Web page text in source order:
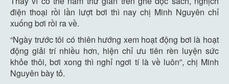
điện thoại rồi lần lượt bơi thì nay chị Minh Nguyên chỉ
xuống bơi rồi ra về.
“Ngày trước tôi có thiên hướng xem hoạt động bơi là hoạt
động giải trí nhiều hơn, hiện chỉ ưu tiên rèn luyện sức
khỏe thôi, bơi xong thì nghỉ ngơi tí là về luôn”, chị Minh
Nguyên bày tỏ.